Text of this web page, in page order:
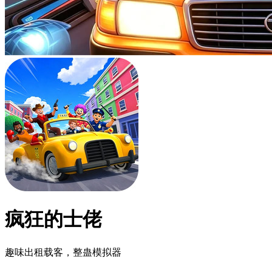
疯狂的士佬
趣味出租载客，整蛊模拟器